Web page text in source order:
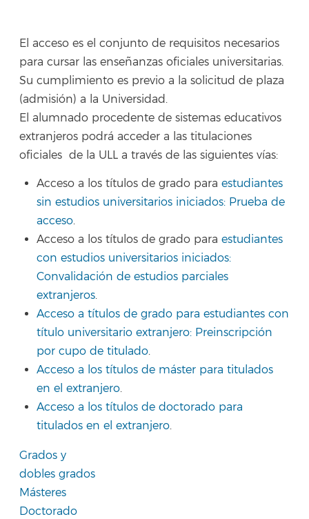
El acceso es el conjunto de requisitos necesarios
para cursar las enseñanzas oficiales universitarias.
Su cumplimiento es previo a la solicitud de plaza
(admisión) a la Universidad.
El alumnado procedente de sistemas educativos
extranjeros podrá acceder a las titulaciones
oficiales de la ULL a través de las siguientes vías:
Acceso a los títulos de grado para estudiantes
sin estudios universitarios iniciados: Prueba de
acceso.
Acceso a los títulos de grado para estudiantes
con estudios universitarios iniciados:
Convalidación de estudios parciales
extranjeros.
Acceso a títulos de grado para estudiantes con
título universitario extranjero: Preinscripción
por cupo de titulado.
Acceso a los títulos de máster para titulados
en el extranjero.
Acceso a los títulos de doctorado para
titulados en el extranjero.
Grados y
dobles grados
Másteres
Doctorado